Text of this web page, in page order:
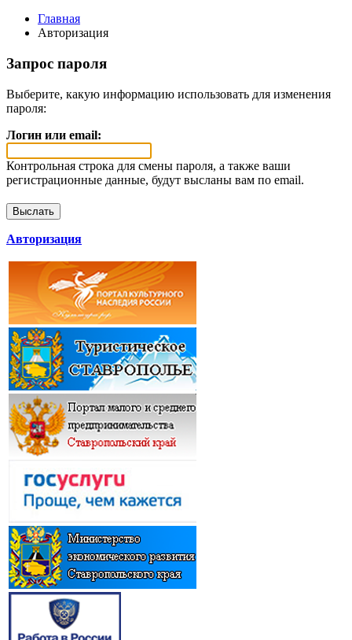
Главная
Авторизация
Запрос пароля
Выберите, какую информацию использовать для изменения
пароля:
Логин или email:
Контрольная строка для смены пароля, а также ваши
регистрационные данные, будут высланы вам по email.
Авторизация